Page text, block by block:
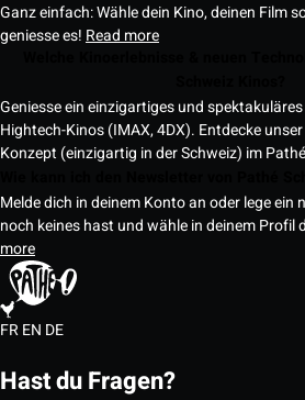
Ganz einfach: Wähle dein Kino, deinen Film
geniesse es! Read more
Geniesse ein einzigartiges und
Hightech-Kinos (IMAX, 4DX). Entdecke
Konzept (einzigartig in der Schweiz) im
Melde dich in deinem Konto an oder lege ein
noch keines hast und wähle in deinem Profil
more
FREN DE
Hast du Fragen?